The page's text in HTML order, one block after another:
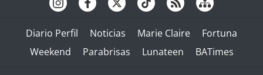
Diario Perfil Noticias Marie Claire
Fortuna
Weekend
Parabrisas Lunateen BATimes